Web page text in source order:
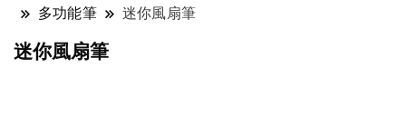
多功能筆
迷你風扇筆
迷你風扇筆